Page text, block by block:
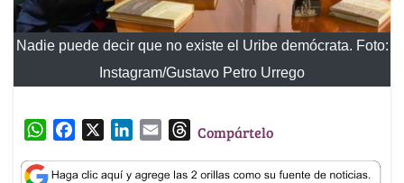
Nadie puede decir que no existe el Uribe demócrata. Foto:
Instagram/Gustavo Petro Urrego
W
a
c
n
a
T
r
Compártelo